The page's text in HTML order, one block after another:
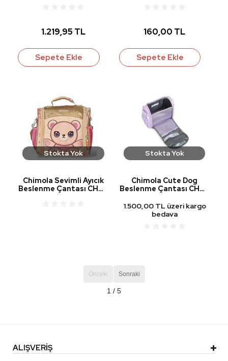
1.219,95 TL
Sepete Ekle
160,00 TL
Sepete Ekle
Stokta Yok
Chimola Sevimli Ayıcık
Beslenme Çantası CHM-
Stokta Yok
Chimola Cute Dog
Beslenme Çantası CHM-
1.500,00 TL üzeri kargo
bedava
Önceki Sonraki
1 / 5
ALIŞVERİŞ